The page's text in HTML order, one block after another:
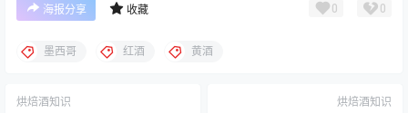
海报分享 收藏 0 0
墨西哥 红酒 黄酒
烘焙酒知识 烘焙酒知识